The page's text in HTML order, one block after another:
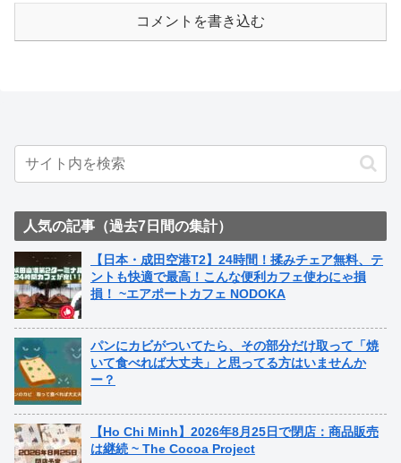
コメントを書き込む
人気の記事（過去7日間の集計）
【日本・成田空港T2】24時間！揉みチェア無料、テ
ントも快適で最高！こんな便利カフェ使わにゃ損
損！ ~エアポートカフェ NODOKA
パンにカビがついてたら、その部分だけ取って「焼
いて食べれば大丈夫」と思ってる方はいませんか
ー？
【Ho Chi Minh】2026年8月25日で閉店：商品販売
は継続 ~ The Cocoa Project